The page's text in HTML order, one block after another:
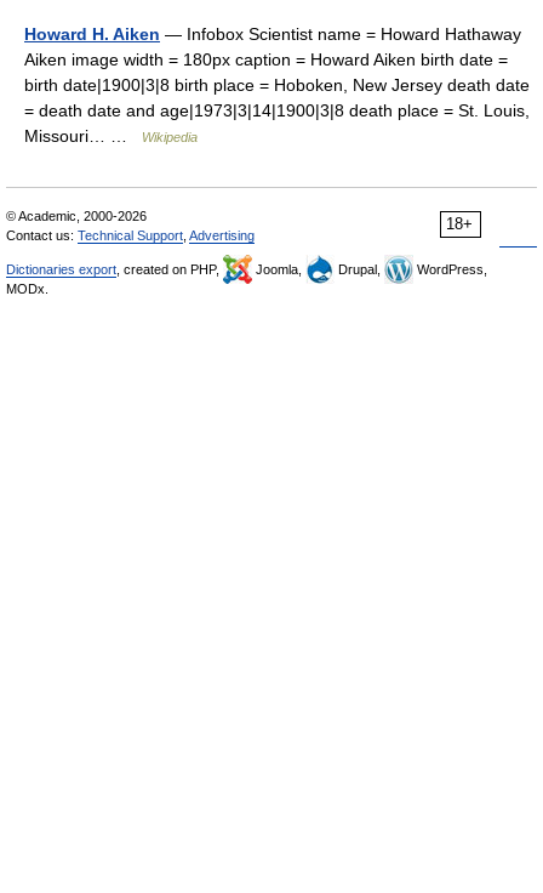
Howard H. Aiken — Infobox Scientist name = Howard Hathaway
Aiken image width = 180px caption = Howard Aiken birth date =
birth date|1900|3|8 birth place = Hoboken, New Jersey death date
= death date and age|1973|3|14|1900|3|8 death place = St. Louis,
Missouri… …
Wikipedia
18+
© Academic, 2000-2026
Contact us: Technical Support Advertising
Dictionaries export , created on PHP, Joomla, Drupal,
WordPress,
MODx.